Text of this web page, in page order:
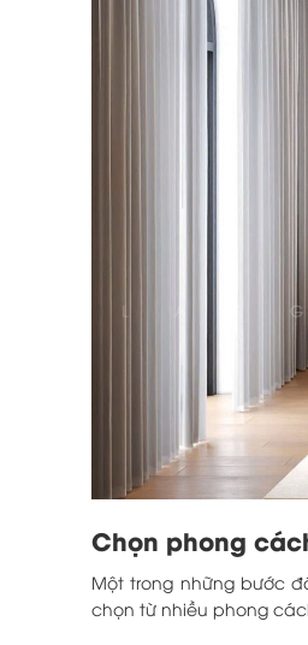
Chọn phong
Một trong những bước
chọn từ nhiều phong